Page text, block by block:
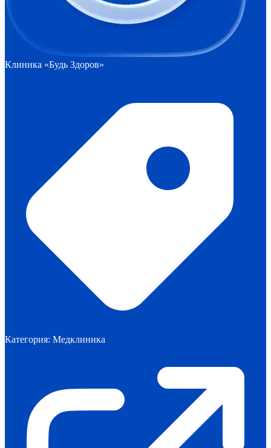
Клиника «Будь Здоров»
Категория: Медклиника